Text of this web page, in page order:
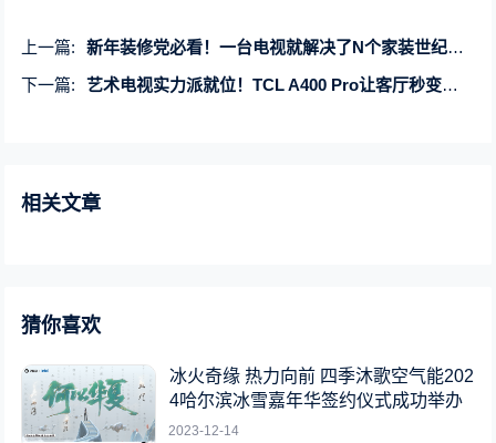
上一篇:
新年装修党必看！一台电视就解决了N个家装世纪难题！
下一篇:
艺术电视实力派就位！TCL A400 Pro让客厅秒变美术馆
相关文章
猜你喜欢
冰火奇缘 热力向前 四季沐歌空气能202
4哈尔滨冰雪嘉年华签约仪式成功举办
2023-12-14